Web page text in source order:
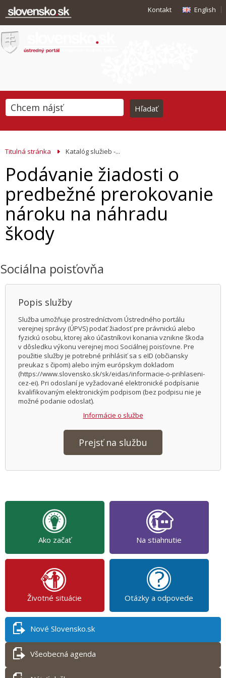
Kontakt English
Titulná stránka Katalóg služieb -...
Podávanie žiadosti o
predbežné prerokovanie
nároku na náhradu
škody
Sociálna poisťovňa
Popis služby
Služba umožňuje prostredníctvom Ústredného portálu
verejnej správy (ÚPVS) podať žiadosť pre právnickú alebo
fyzickú osobu, ktorej ako účastníkovi konania vznikne škoda
v dôsledku výkonu verejnej moci Sociálnej poisťovne. Pre
použitie služby je potrebné prihlásiť sa s eID (občiansky
preukaz s čipom) alebo iným európskym dokladom
(https://www.slovensko.sk/sk/eidas/informacie-o-prihlaseni-
cez-ei). Pri odoslaní je vyžadované elektronické podpísanie
kvalifikovaným elektronickým podpisom (bez podpisu nie je
možné podanie odoslať).
Informácie o službe
Prejsť na službu
Ako začať Na stiahnutie
Životné situácie Otázky a odpovede
Nové Slovensko.sk
Všeobecná agenda